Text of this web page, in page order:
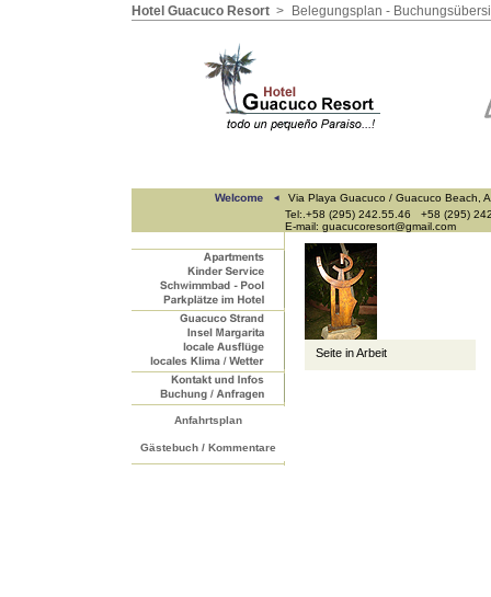
Hotel Guacuco Resort > Belegungsplan -
Via Playa Guacuco / Guacuco Beach,
Tel:.+58 (295) 242.55.46 +58 (295)
E-mail: guacucoresort@gmail.com
Anfahrtsplan
Gästebuch / Kommentare
Seite in Arbeit